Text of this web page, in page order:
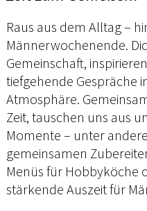
Raus aus dem Alltag –
Männerwochenende.
Gemeinschaft,
tiefgehende Gespräche
Atmosphäre.
Zeit, tauschen uns aus
Momente – unter
gemeinsamen
Menüs für Hobbyköche
stärkende Auszeit für